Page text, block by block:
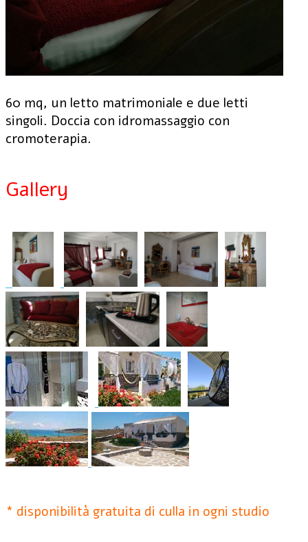
60 mq, un letto matrimoniale e due letti
singoli. Doccia con idromassaggio con
cromoterapia.
Gallery
* disponibilità gratuita di culla in ogni studio